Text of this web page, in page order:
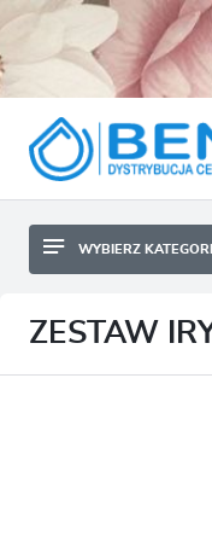
BYLINY
CEBULKI I
SADZONKI
WYBIERZ
CEBULKI I
ZESTAW